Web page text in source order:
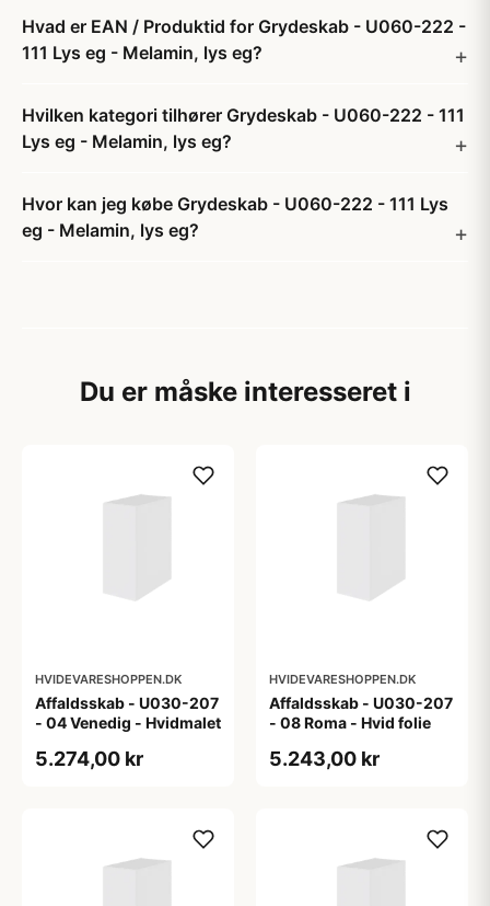
Hvad er EAN / Produktid for Grydeskab - U060-222 -
111 Lys eg - Melamin, lys eg?
Hvilken kategori tilhører Grydeskab - U060-222 - 111
Lys eg - Melamin, lys eg?
Hvor kan jeg købe Grydeskab - U060-222 - 111 Lys
eg - Melamin, lys eg?
Du er måske interesseret i
HVIDEVARESHOPPEN.DK
Affaldsskab - U030-207
- 04 Venedig - Hvidmalet
5.274,00 kr
HVIDEVARESHOPPEN.DK
Affaldsskab - U030-207
- 08 Roma - Hvid folie
5.243,00 kr